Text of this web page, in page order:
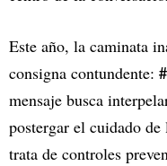
Este año, la caminata
consigna contundente:
mensaje busca
postergar el cuidado de
trata de controles